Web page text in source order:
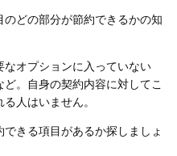
どの部分が節約できるかの知
なオプションに入っていない
。自身の契約内容に対してこ
人はいません。
きる項目があるか探しましょ